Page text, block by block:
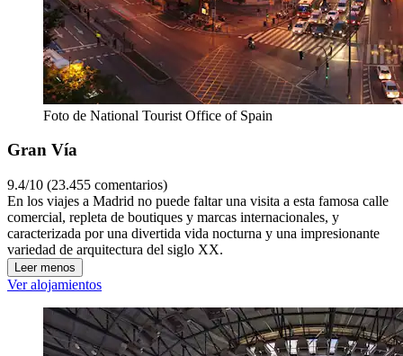
Foto de National Tourist Office of Spain
Gran Vía
9.4/10 (23.455 comentarios)
En los viajes a Madrid no puede faltar una visita a esta famosa calle
comercial, repleta de boutiques y marcas internacionales, y
caracterizada por una divertida vida nocturna y una impresionante
variedad de arquitectura del siglo XX.
Leer menos
Ver alojamientos